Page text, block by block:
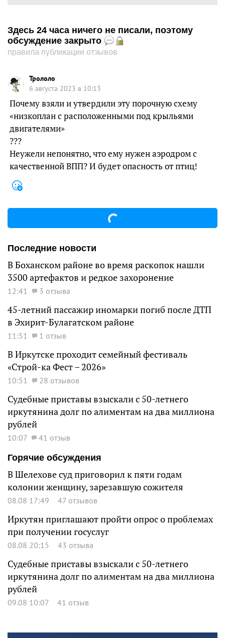
Здесь 24 часа ничего не писали, поэтому
обсуждение закрыто
правила публикации отзывов
Трололо
6 августа 2023 в 10:13
Почему взяли и утвердили эту порочную схему
«низкоплан с расположенными под крыльями
двигателями»
???
Неужели непонятно, что ему нужен аэродром с
качественной ВПП? И будет опасность от птиц!
Последние новости
В Боханском районе во время раскопок нашли
3500 артефактов и редкое захоронение
12:41 3 отзыва
45-летний пассажир иномарки погиб после ДТП
в Эхирит-Булагатском районе
11:51 1 отзыв
В Иркутске проходит семейный фестиваль
«Строй-ка Фест – 2026»
10:51 28 отзывов
Судебные приставы взыскали с 50-летнего
иркутянина долг по алиментам на два миллиона
рублей
10:07
41 отзыв
Горячие обсуждения
В Шелехове суд приговорил к пяти годам
колонии женщину, зарезавшую сожителя
08.08 17:49 47 отзывов
Иркутян приглашают пройти опрос о проблемах
при получении госуслуг
08.08 20:15 43 отзыва
Судебные приставы взыскали с 50-летнего
иркутянина долг по алиментам на два миллиона
рублей
09.08 10:07 41 отзыв